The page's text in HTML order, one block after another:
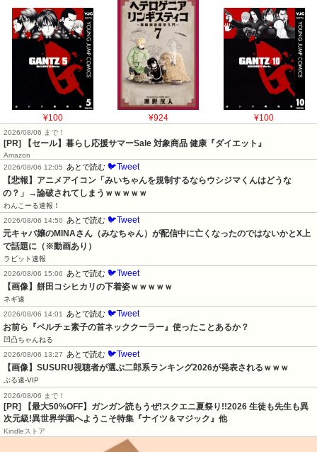
¥100 ¥924 ¥100
2026/08/06 まで！
[PR] 【セール】暮らし応援サマーSale 対象商品 健康『ダイエット』
Amazon
2026/08/06 12:05
あとで読む 🐦Tweet
【悲報】アニメアイコン「みいちゃんを規制するならウシジマくんはどうな
の？」→論破されてしまうｗｗｗｗｗ
わんこーる速報！
2026/08/06 14:50
あとで読む 🐦Tweet
元キャバ嬢のMINAさん（みなちゃん）が配信中に亡くなったのではないかとX上
で話題に（※動画あり）
ラビット速報
2026/08/06 15:06
あとで読む 🐦Tweet
【画像】餅田コシヒカリの下着姿ｗｗｗｗｗ
ネギ速
2026/08/06 14:01
あとで読む 🐦Tweet
お前ら『ペルチェ素子の首ネッククーラー』使ったことあるか？
凹凸ちゃんねる
2026/08/06 13:27
あとで読む 🐦Tweet
【画像】SUSURU視聴者が選ぶ二郎系ランキング2026が発表されるｗｗｗ
ぶる速-VIP
2026/08/06 まで！
[PR] 【最大50%OFF】ガンガン読もうぜ!スクエニ夏祭り!!2026 生徒も先生も異
次元級!異世界学園へようこそ特集『ナイツ＆マジック』他
Kindleストア